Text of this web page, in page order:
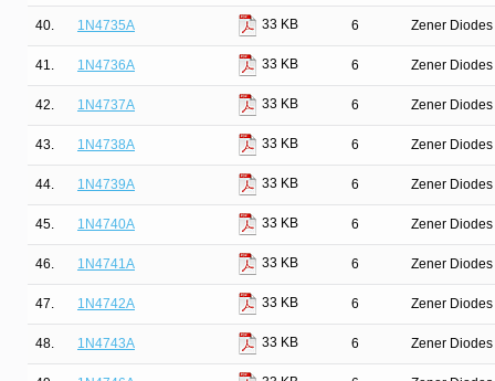
40. 1N4735A 33 KB 6 Zener
41. 1N4736A 33 KB 6 Zener
42. 1N4737A 33 KB 6 Zener
43. 1N4738A 33 KB 6 Zener
44. 1N4739A 33 KB 6 Zener
45. 1N4740A 33 KB 6 Zener
46. 1N4741A 33 KB 6 Zener
47. 1N4742A 33 KB 6 Zener
48. 1N4743A 33 KB 6 Zener